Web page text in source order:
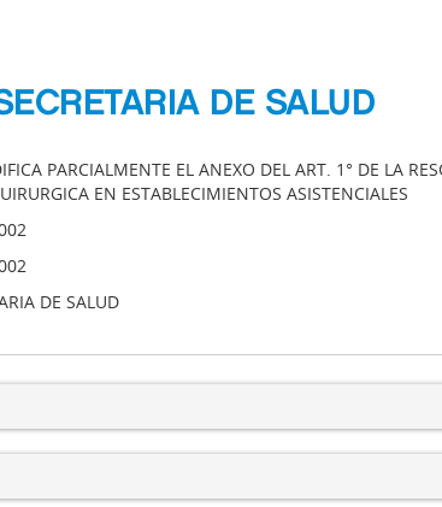
DE SALUD
PARCIALMENTE EL ANEXO DEL ART. 1° DE LA
EN ESTABLECIMIENTOS ASISTENCIALES
DE SALUD